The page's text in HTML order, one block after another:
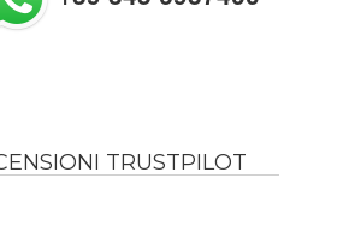
TRUSTPILOT